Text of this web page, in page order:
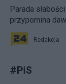
Parada
przypomina
Redakcja
#PiS